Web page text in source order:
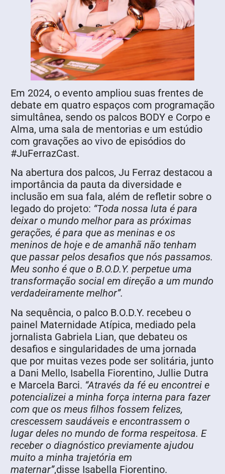
Em 2024, o evento ampliou suas frentes de
debate em quatro espaços com programação
simultânea, sendo os palcos BODY e Corpo e
Alma, uma sala de mentorias e um estúdio
com gravações ao vivo de episódios do
#JuFerrazCast.
Na abertura dos palcos, Ju Ferraz destacou a
importância da pauta da diversidade e
inclusão em sua fala, além de refletir sobre o
legado do projeto: “Toda nossa luta é para
deixar o mundo melhor para as próximas
gerações, é para que as meninas e os
meninos de hoje e de amanhã não tenham
que passar pelos desafios que nós passamos.
Meu sonho é que o B.O.D.Y. perpetue uma
transformação social em direção a um mundo
verdadeiramente melhor”.
Na sequência, o palco B.O.D.Y. recebeu o
painel Maternidade Atípica, mediado pela
jornalista Gabriela Lian, que debateu os
desafios e singularidades de uma jornada
que por muitas vezes pode ser solitária, junto
a Dani Mello, Isabella Fiorentino, Jullie Dutra
e Marcela Barci. “Através da fé eu encontrei e
potencializei a minha força interna para fazer
com que os meus filhos fossem felizes,
crescessem saudáveis e encontrassem o
lugar deles no mundo de forma respeitosa. E
receber o diagnóstico previamente ajudou
muito a minha trajetória em
maternar”,disse Isabella Fiorentino.